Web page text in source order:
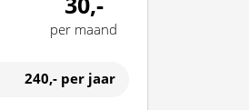
per maand
240,- per jaar